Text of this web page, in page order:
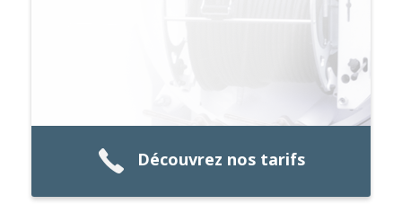
Découvrez nos tarifs